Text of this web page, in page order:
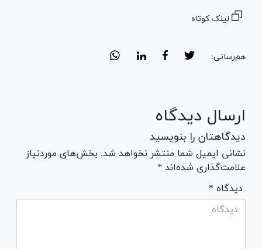
لینک کوتاه
هم‌رسانی:
ارسال دیدگاه
دیدگاهتان را بنویسید
نشانی ایمیل شما منتشر نخواهد شد. بخش‌های موردنیاز
علامت‌گذاری شده‌اند *
* دیدگاه